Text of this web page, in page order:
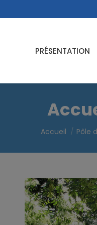
PRÉSENTATION
Vous êtes ici :
Accueil Pôle